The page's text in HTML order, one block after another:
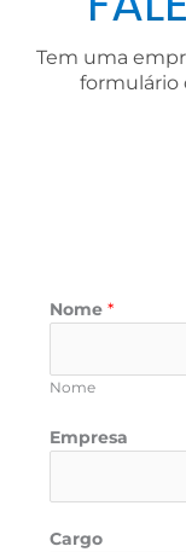
Tem uma
formulário
Nome *
Nome
Empresa
Cargo